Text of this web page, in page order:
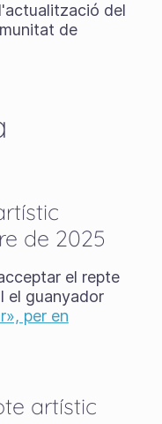
del
de
de 2025
el repte
el guanyador
per en
artístic